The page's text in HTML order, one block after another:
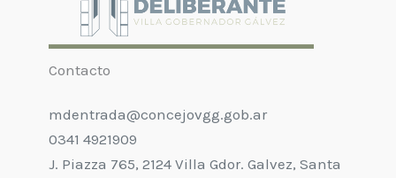
Contacto
mdentrada@concejovgg.gob.ar
0341 4921909
J. Piazza 765, 2124 Villa Gdor. Galvez, Santa